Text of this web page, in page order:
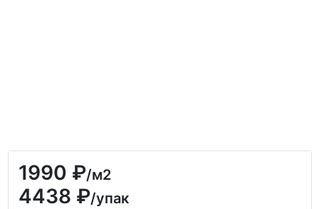
1990 ₽/м2
4438 ₽/упак